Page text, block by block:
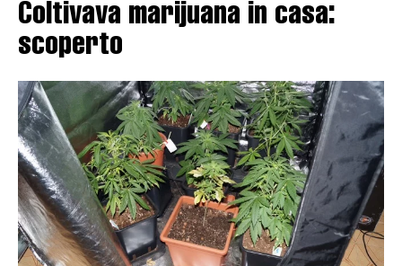
Coltivava marijuana in casa:
scoperto